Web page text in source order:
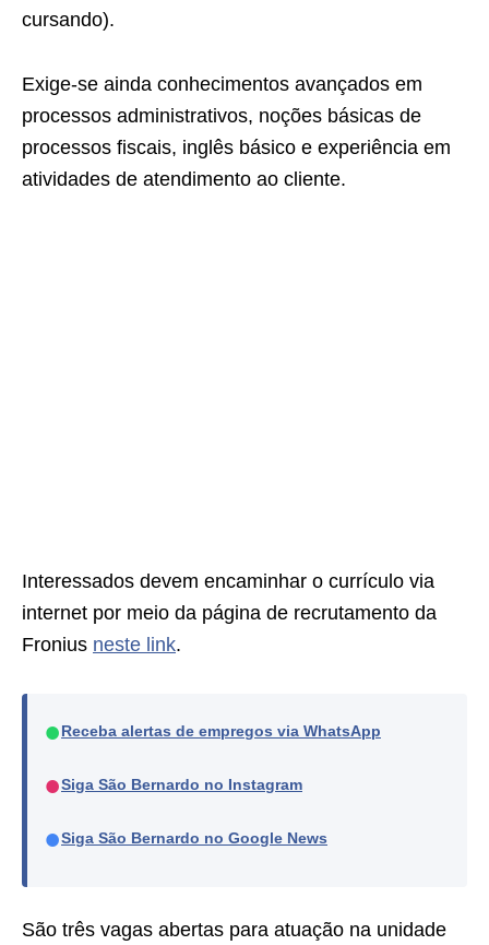
cursando).
Exige-se ainda conhecimentos avançados em
processos administrativos, noções básicas de
processos fiscais, inglês básico e experiência em
atividades de atendimento ao cliente.
Interessados devem encaminhar o currículo via
internet por meio da página de recrutamento da
Fronius neste link.
● Receba alertas de empregos via WhatsApp
●Siga São Bernardo no Instagram
●Siga São Bernardo no Google News
São três vagas abertas para atuação na unidade